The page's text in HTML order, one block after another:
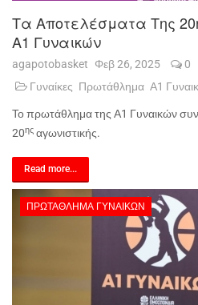
Τα Αποτελέσματα Της
Α1 Γυναικών
agapotobasket Φεβ 26, 2025
0
Γυναίκες Πρωτάθλημα Α1
Το πρωτάθλημα της Α1 Γυναικών
20ης αγωνιστικής.
Read more...
ΠΡΩΤΆΘΛΗΜΑ ΓΥΝΑΙΚΏΝ